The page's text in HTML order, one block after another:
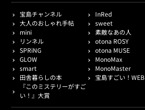
宝島チャンネル
InRed
大人のおしゃれ手帖
sweet
mini
素敵なあの人
リンネル
otona ROSY
SPRiNG
otona MUSE
GLOW
MonoMax
smart
MonoMaster
田舎暮らしの本
宝島すごい！WEB
『このミステリーがすご
い！』大賞